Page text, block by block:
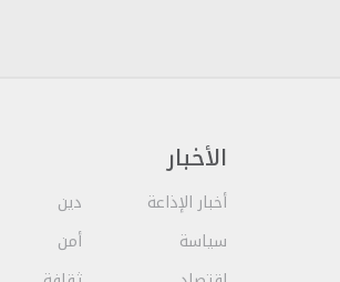
الأخبار
أخبار الإذاعة
سياسة
دين
أمن